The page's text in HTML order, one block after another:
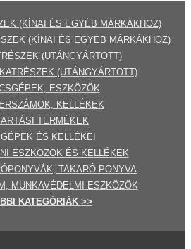
(KÍNAI ÉS EGYÉB MÁRKÁKHOZ)
(KÍNAI ÉS EGYÉB MÁRKÁKHOZ)
(UTÁNGYÁRTOTT)
(UTÁNGYÁRTOTT)
EK, ESZKÖZÖK
KELLÉKEK
TERMÉKEK
K ÉS KELLÉKEI
ESZKÖZÖK ÉS KELLÉKEK
TAKARÓ PONYVA
MUNKAVÉDELMI ESZKÖZÖK
KATEGÓRI ÁK >>